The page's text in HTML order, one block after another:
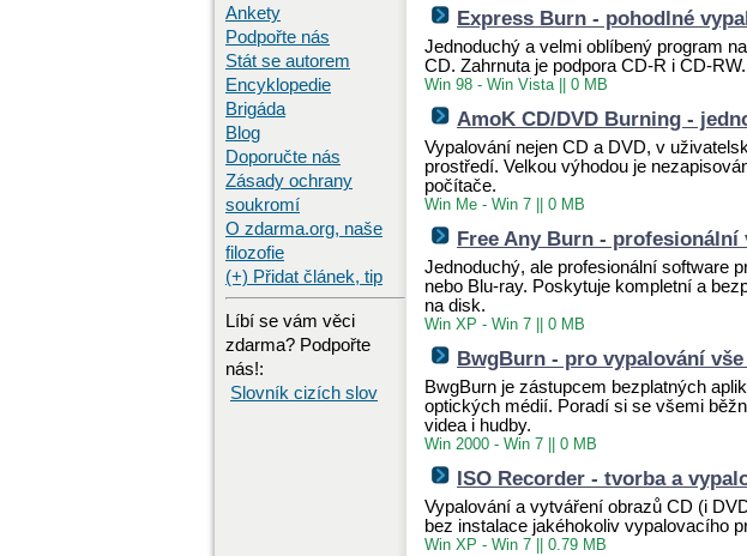
Express Burn - pohodlné
Jednoduchý a velmi oblíbený program
CD. Zahrnuta je podpora CD-R i CD-RW.
Win 98 - Win Vista|| 0 MB
AmoK CD/DVD Burning -
Vypalování nejen CD a DVD, v
prostředí. Velkou výhodou je
počítače.
Win Me - Win 7 0 MB
Free Any Burn -
Jednoduchý, ale profesionální software
nebo Blu-ray. Poskytuje kompletní a
na disk.
Win XP - Win 7 0 MB
BwgBurn - pro vypalování
BwgBurn je zástupcem bezplatných
optických médií. Poradí si se všemi
videa i hudby.
Win 2000 - Win 7 0 MB
ISO Recorder - tvorba a
Vypalování a vytváření obrazů CD (i
bez instalace jakéhokoliv vypalovacího
Win XP - Win 7 0.79 MB
Ankety
Podpořte nás
Stát se autorem
Encyklopedie
Brigáda
Blog
Doporučte nás
Zásady ochrany
soukromí
O zdarma.org, naše
filozofie
(+) Přidat článek, tip
Líbí se vám věci
zdarma? Podpořte
nás!:
Slovník cizích slov